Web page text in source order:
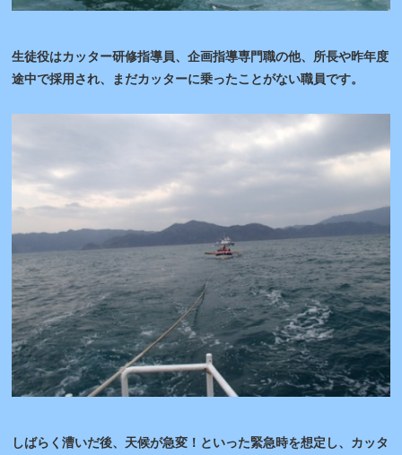
生徒役はカッター研修指導員、企画指導専門職の他、所長や昨年度
途中で採用され、まだカッターに乗ったことがない職員です。
しばらく漕いだ後、天候が急変！といった緊急時を想定し、カッタ